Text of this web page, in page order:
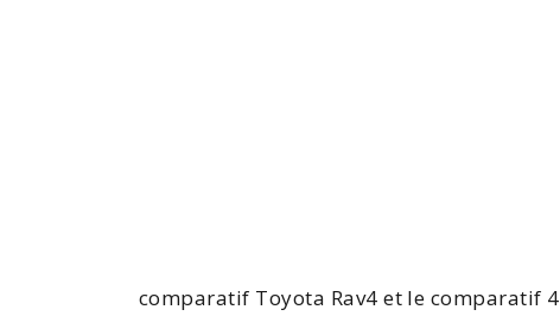
comparatif Toyota Rav4 et le comparatif